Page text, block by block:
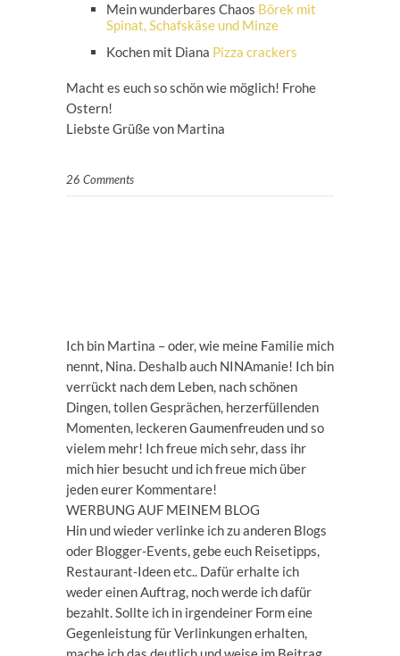
Mein wunderbares Chaos Börek mit
Spinat, Schafskäse und Minze
Kochen mit Diana Pizza crackers
Macht es euch so schön wie möglich! Frohe
Ostern!
Liebste Grüße von Martina
26 Comments
Ich bin Martina – oder, wie meine Familie mich
nennt, Nina. Deshalb auch NINAmanie! Ich bin
verrückt nach dem Leben, nach schönen
Dingen, tollen Gesprächen, herzerfüllenden
Momenten, leckeren Gaumenfreuden und so
vielem mehr! Ich freue mich sehr, dass ihr
mich hier besucht und ich freue mich über
jeden eurer Kommentare!
WERBUNG AUF MEINEM BLOG
Hin und wieder verlinke ich zu anderen Blogs
oder Blogger-Events, gebe euch Reisetipps,
Restaurant-Ideen etc.. Dafür erhalte ich
weder einen Auftrag, noch werde ich dafür
bezahlt. Sollte ich in irgendeiner Form eine
Gegenleistung für Verlinkungen erhalten,